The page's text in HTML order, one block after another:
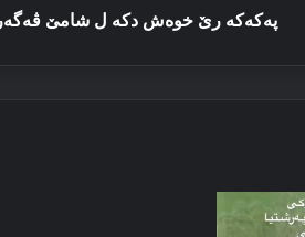
پەكەكە رێ خوەش دكە ل شامێ